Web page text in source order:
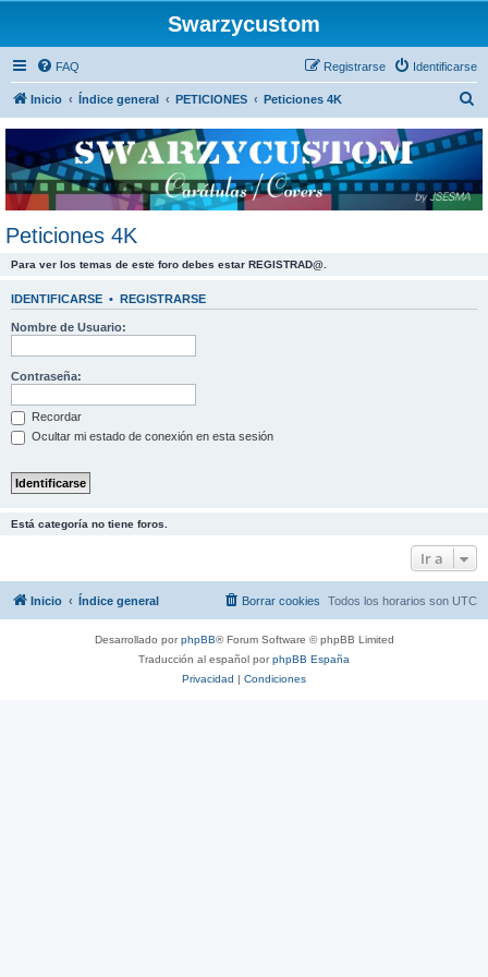
Swarzycustom
FAQ Identificarse
Registrarse
Inicio Índice general PETICIONES Peticiones 4K
c
Peticiones 4K
Para ver los temas de este foro debes estar REGISTRAD@.
IDENTIFICARSE • REGISTRARSE
Nombre de Usuario:
Contraseña:
Recordar
Ocultar mi estado de conexión en esta sesión
Está categoría no tiene foros.
Ir a
Inicio Índice general Todos los horarios son UTC
Borrar cookies
Desarrollado porphpBB® Forum Software © phpBB Limited
Traducción al español porphpBB España
Privacidad | Condiciones